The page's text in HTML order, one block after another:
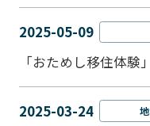
2025-05-09
「おためし移住体験
2025-03-24